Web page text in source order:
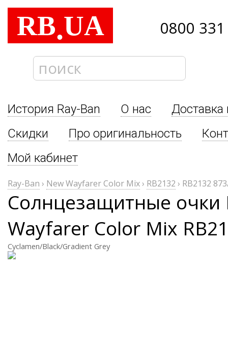
RB.UA 0800
История Ray-Ban О нас
Доставка
Скидки
Про оригинальность
Мой кабинет
Ray-Ban › New Wayfarer Color Mix› RB2132 › RB2132
Солнцезащитные очки
Wayfarer Color Mix
Cyclamen/Black/Gradient Grey